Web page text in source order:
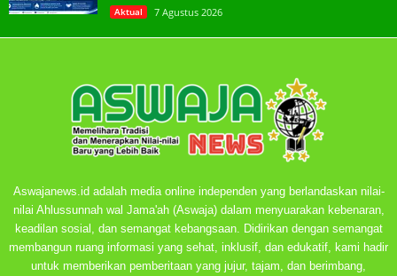
Aktual 7 Agustus 2026
Aswajanews.id adalah media online independen yang berlandaskan nilai-
nilai Ahlussunnah wal Jama'ah (Aswaja) dalam menyuarakan kebenaran,
keadilan sosial, dan semangat kebangsaan. Didirikan dengan semangat
membangun ruang informasi yang sehat, inklusif, dan edukatif, kami hadir
untuk memberikan pemberitaan yang jujur, tajam, dan berimbang,